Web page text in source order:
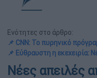
Ενότητες στο άρθρο:
📌 CNN: Το πυρηνικό
📌 Εύθραυστη η εκεχειρία:
Νέες απειλές